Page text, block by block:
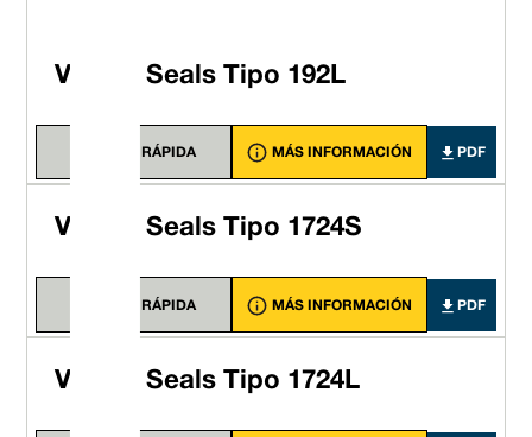
Vulcan Seals Tipo 192L
VISTA RÁPIDA MÁS INFORMACIÓN PDF
Vulcan Seals Tipo 1724S
VISTA RÁPIDA MÁS INFORMACIÓN PDF
Vulcan Seals Tipo 1724L